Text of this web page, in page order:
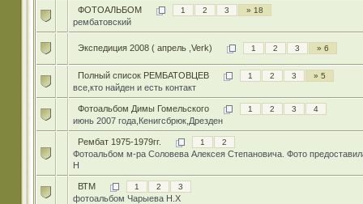
ФОТОАЛЬБОМ 1 2 3 » 18
рембатовский
Экспедиция 2008 ( апрель ,Verk) 1 2 3 » 6
Полный список РЕМБАТОВЦЕВ 1 2 3 » 5
все,кто найден и есть контакт
Фотоальбом Димы Гомельского 1 2 3 4
июнь 2007 года,Кенигсбрюк,Дрезден
Рембат 1975-1979гг. 1 2
Фотоальбом м-ра Соловева Алексея Степановича. Фото
Н
ВТМ 1 2 3
фотоальбом Чарыева Н.Х